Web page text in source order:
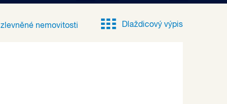
zlevněné nemovitosti Dlaždicový výpis